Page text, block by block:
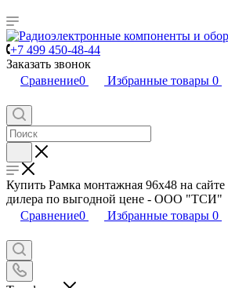
+7 499 450-48-44
Заказать звонок
Сравнение0 Избранные товары 0
Купить Рамка монтажная 96х48 на
дилера по выгодной цене - ООО "ТСИ"
Сравнение0 Избранные товары 0